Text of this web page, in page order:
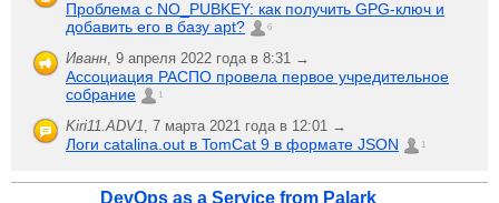
Проблема с NO_PUBKEY: как получить GPG-ключ и
добавить его в базу apt?
6
Иванн, 9 апреля 2022 года в 8:31 →
Ассоциация РАСПО провела первое учредительное
собрание
1
Kiri11.ADV1, 7 марта 2021 года в 12:01 →
Логи catalina.out в TomCat 9 в формате JSON 1
DevOps as a Service from Palark